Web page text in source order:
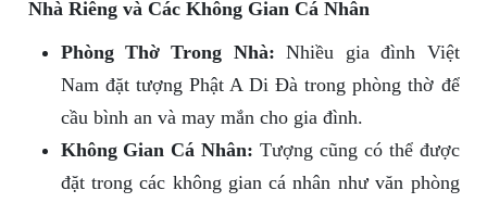
Nhà Riêng và Các Không Gian Cá Nhân
Phòng Thờ Trong Nhà: Nhiều gia đình Việt
Nam đặt tượng Phật A Di Đà trong phòng thờ để
cầu bình an và may mắn cho gia đình.
Không Gian Cá Nhân: Tượng cũng có thể được
đặt trong các không gian cá nhân như văn phòng